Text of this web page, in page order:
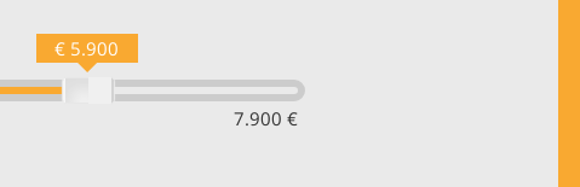
7.900 €
€ 5.900